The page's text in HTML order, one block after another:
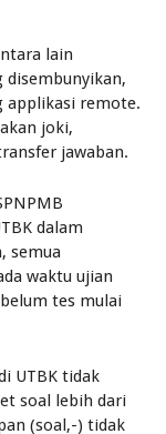
lain
applikasi remote.
joki,
jawaban.
dalam
semua
waktu ujian
tes mulai
UTBK tidak
soal lebih dari
(soal,-) tidak